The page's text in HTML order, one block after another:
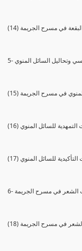
في مسرح الجريمة
وتحاليل السائل المنوي
المنوي في مسرح الجريمة
التمهدية للسائل المنوي
التأكيدية للسائل المنوي
الشعر في مسرح الجريمة
الشعر في مسرح الجريمة